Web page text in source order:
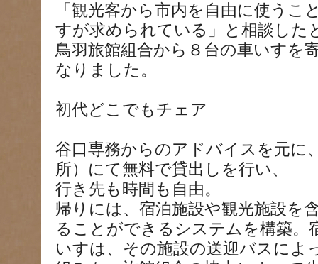
「観光客から市内を自由に使う
すが求められている」と相談した
鳥羽旅館組合から８台の車いすを
なりました。
初代どこでもチェア
谷口専務からのアドバイスを元に
所）にて無料で貸出しを行い、
行き先も時間も自由。
帰りには、宿泊施設や観光施設を
ることができるシステムを構築。
いすは、その施設の送迎バスによ